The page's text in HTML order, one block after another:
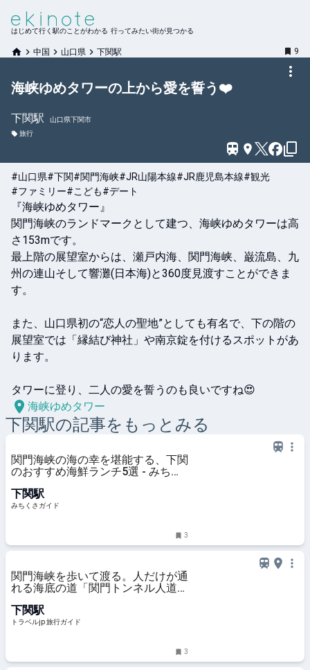
はじめて行く駅のことがわかる 行ってみたい街が見つかる
中国 山口県 下関駅 9
海峡ゆめタワーの上から愛を誓う❤️
下関駅
山口県下関市
旅行
#山口県#下関#関門海峡#JR山陽本線#JR鹿児島本線#観光
#ファミリー#こども#デート
『海峡ゆめタワー』
関門海峡のランドマークとして建つ、海峡ゆめタワーは高
さ153mです。
最上階の展望室からは、瀬戸内海、関門海峡、巌流島、九
州の連山そして響灘(日本海)と360度見渡すことができま
す。
また、山口県初の“恋人の聖地”としても有名で、下の階の
展望室では「縁結び神社」や南京錠を付けるスポットがあ
ります。
タワーに登り、二人の愛を誓うのも良いですね😍
海峡ゆめタワー
下関駅の記事をもっとみる
関門海峡の海の幸を堪能する、下関
のおすすめ海鮮ランチ5選 - みちく
下関駅
みちくさガイド
3
関門海峡を歩いて渡る。人だけが通
れる海底の道「関門トンネル人道」
下関駅
トラベルjp 旅行ガイド
3